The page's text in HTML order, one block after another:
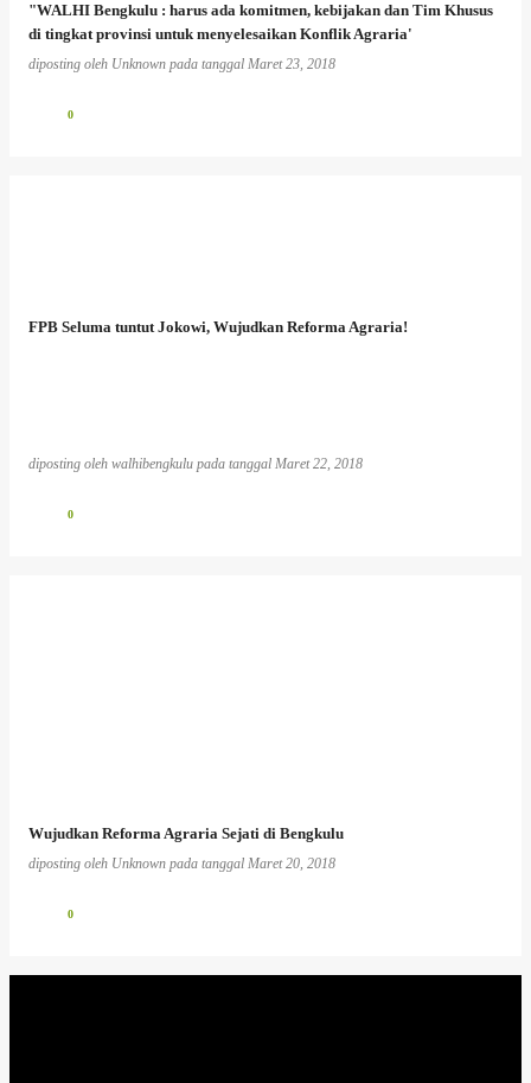
"WALHI Bengkulu : harus ada komitmen, kebijakan dan Tim Khusus
di tingkat provinsi untuk menyelesaikan Konflik Agraria'
diposting oleh Unknown pada tanggal Maret 23, 2018
0
FPB Seluma tuntut Jokowi, Wujudkan Reforma Agraria!
diposting oleh walhibengkulu pada tanggal Maret 22, 2018
0
Wujudkan Reforma Agraria Sejati di Bengkulu
diposting oleh Unknown pada tanggal Maret 20, 2018
0